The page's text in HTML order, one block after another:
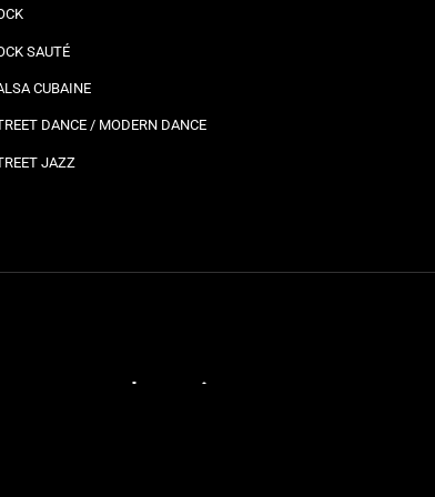
SAUTÉ
CUBAINE
DANCE / MODERN DANCE
JAZZ
Plannings